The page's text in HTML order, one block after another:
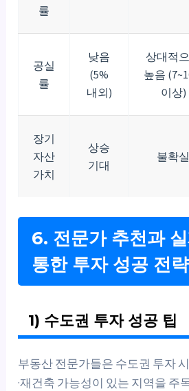
률
공실
률
낮음
(5%
내외)
상대적
높음
이상)
장기
자산
가치
상승
기대
불확실
6. 전문가 추천과
통한 투자 성공 전략
1) 수도권 투자 성공 팁
부동산 전문가들은 수도권 투자
·재건축 가능성이 있는 지역을 주